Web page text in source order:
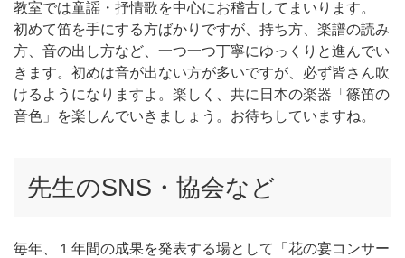
教室では童謡・抒情歌を中心にお稽古してまいります。
初めて笛を手にする方ばかりですが、持ち方、楽譜の読み
方、音の出し方など、一つ一つ丁寧にゆっくりと進んでい
きます。初めは音が出ない方が多いですが、必ず皆さん吹
けるようになりますよ。楽しく、共に日本の楽器「篠笛の
音色」を楽しんでいきましょう。お待ちしていますね。
先生のSNS・協会など
毎年、１年間の成果を発表する場として「花の宴コンサー